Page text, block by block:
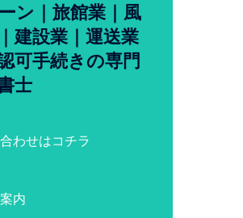
ン｜旅館業｜風
建設業｜運送業
可手続きの専門
士
わせはコチラ
内